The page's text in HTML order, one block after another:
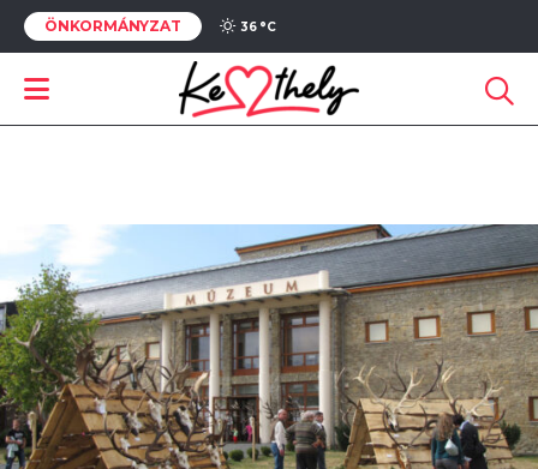
ÖNKORMÁNYZAT 36 °C